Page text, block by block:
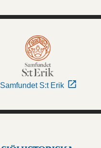
Samfundet S:t Erik